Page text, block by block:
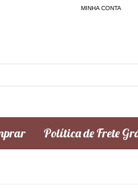
MINHA CONTA
Política de Frete